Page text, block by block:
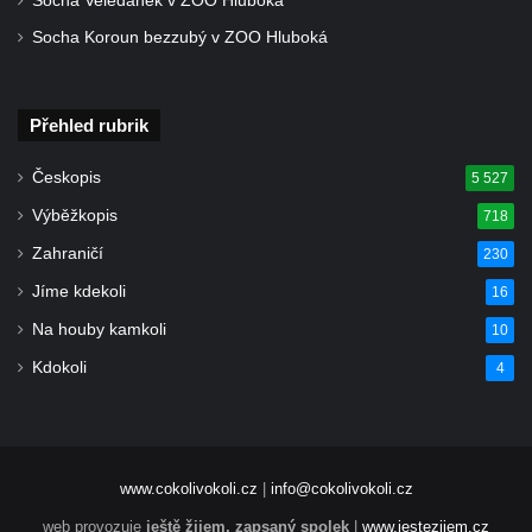
Kenotaf Ericha Ullmanna na hřbitově
nad Desnou v Tanvaldu
nad Desnou v Tanvaldu
Pomník prvního a druhého odboje v
Tanvaldu
Starých Křečanech
Socha Koroun bezzubý v ZOO Hluboká
Přehled rubrik
Českopis 5 527
Výběžkopis 718
Zahraničí 230
Jíme kdekoli 16
Na houby kamkoli 10
Kdokoli 4
www.cokolivokoli.cz info@cokolivokoli.cz
web provozuje ještě žijem, zapsaný spolek www.jestezijem.cz